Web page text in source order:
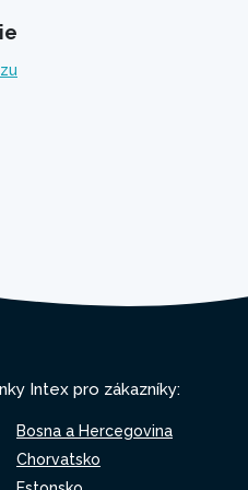
Intex pro zákazníky:
Bosna a Hercegovina
Chorvatsko